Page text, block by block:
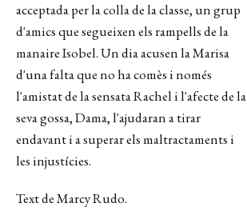
acceptada per la colla de la classe, un grup
d'amics que segueixen els rampells de la
manaire Isobel. Un dia acusen la Marisa
d'una falta que no ha comès i només
l'amistat de la sensata Rachel i l'afecte de la
seva gossa, Dama, l'ajudaran a tirar
endavant i a superar els maltractaments i
les injustícies.
Text de Marcy Rudo.